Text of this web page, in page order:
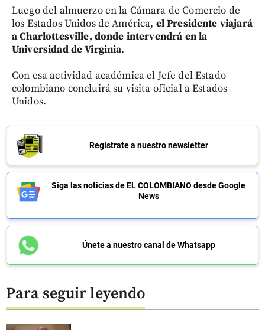
Luego del almuerzo en la Cámara de Comercio de
los Estados Unidos de América, el Presidente viajará
a Charlottesville, donde intervendrá en la
Universidad de Virginia.
Con esa actividad académica el Jefe del Estado
colombiano concluirá su visita oficial a Estados
Unidos.
Regístrate a nuestro newsletter
Siga las noticias de EL COLOMBIANO desde Google
News
Únete a nuestro canal de Whatsapp
Para seguir leyendo